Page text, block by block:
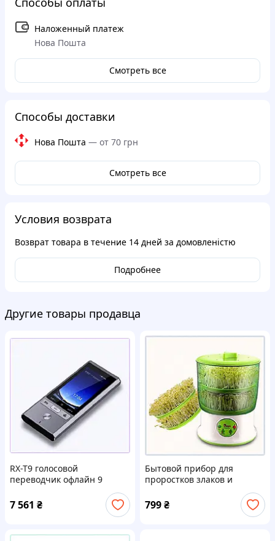
Наложенный платеж
Нова Пошта
Смотреть все
Способы доставки
Нова Пошта — от 70 грн
Смотреть все
Условия возврата
Возврат товара в течение 14 дней за домовленістю
Подробнее
Другие товары продавца
RX-T9 голосовой
переводчик офлайн 9
7 561 ₴
Бытовой прибор для
проростков злаков и
бобовых культур, A858133B4
799₴